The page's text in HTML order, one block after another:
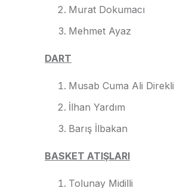
Murat Dokumacı
Mehmet Ayaz
DART
Musab Cuma Ali Direkli
İlhan Yardım
Barış İlbakan
BASKET ATIŞLARI
Tolunay Midilli